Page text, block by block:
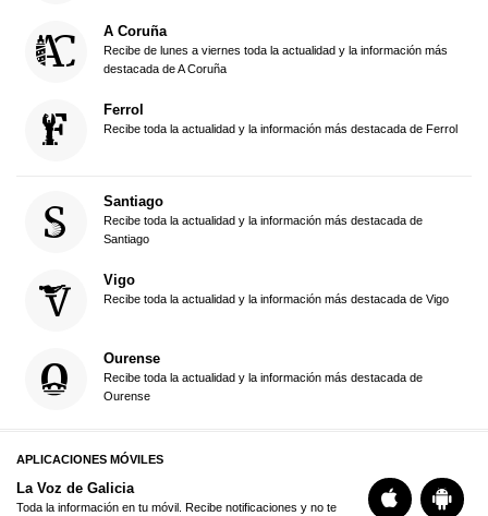
A Coruña
Recibe de lunes a viernes toda la actualidad y la información más
destacada de A Coruña
Ferrol
Recibe toda la actualidad y la información más destacada de Ferrol
Santiago
Recibe toda la actualidad y la información más destacada de
Santiago
Vigo
Recibe toda la actualidad y la información más destacada de Vigo
Ourense
Recibe toda la actualidad y la información más destacada de
Ourense
APLICACIONES MÓVILES
La Voz de Galicia
Toda la información en tu móvil. Recibe notificaciones y no te